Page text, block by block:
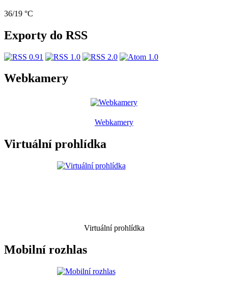
36/19 °C
Exporty do RSS
Webkamery
Webkamery
Virtuální prohlídka
Virtuální prohlídka
Mobilní rozhlas